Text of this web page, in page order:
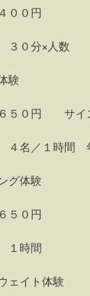
００円
３０分×人数
験
５０円 サイズ
名／１時間
グ体験
５０円
１時間
ェイト体験